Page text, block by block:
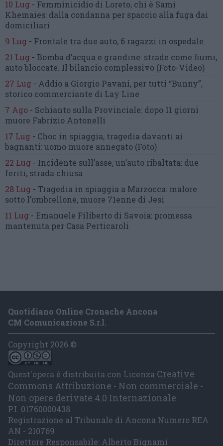
10 Lug - Femminicidio di Loreto, chi è Sami
Khemaies: dalla condanna per spaccio alla fuga dai
domiciliari
9 Lug - Frontale tra due auto, 6 ragazzi in ospedale
21 Lug - Bomba d’acqua e grandine: strade come fiumi,
auto bloccate. Il bilancio complessivo (Foto-Video)
27 Lug - Addio a Giorgio Pavani, per tutti “Bunny”,
storico commerciante di Lay Line
7 Ago - Schianto sulla Provinciale: dopo 11 giorni
muore Fabrizio Antonelli
17 Lug - Choc in spiaggia, tragedia davanti ai
bagnanti:uomo muore annegato (Foto)
22 Lug - Incidente sull’asse, un’auto ribaltata: due
feriti, strada chiusa
28 Lug - Tragedia in spiaggia a Marzocca: malore
sotto l’ombrellone, muore 71enne di Jesi
11 Lug - Emanuele Filiberto di Savoia: promessa
mantenuta per Casa Perticaroli
Quotidiano Online Cronache Ancona
CM Comunicazione S.r.l.
Copyright 2026 ©
Quest'opera è distribuita con Licenza Creative
Commons Attribuzione - Non commerciale -
Non opere derivate 4.0 Internazionale
P.I. 01760000438
Registrazione al Tribunale di Ancona Numero REA
AN - 210769
Direttore Responsabile: Alberto Bignami